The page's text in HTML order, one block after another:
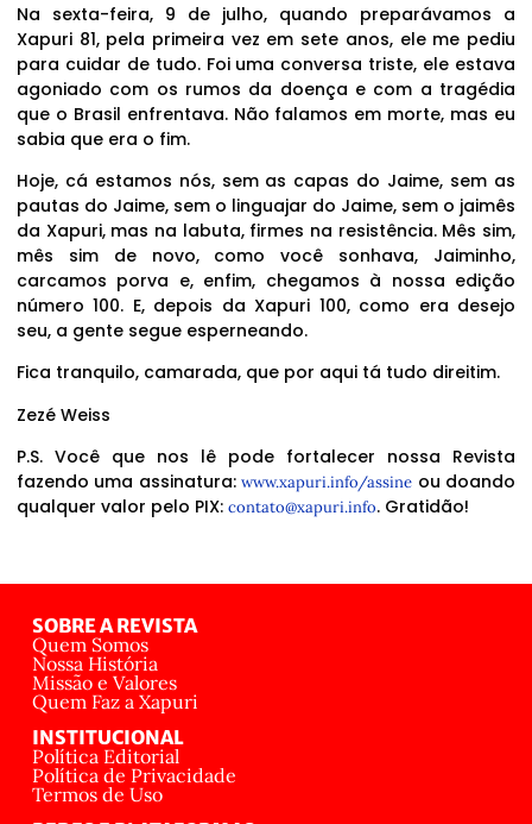
Na sexta-feira, 9 de julho, quando preparávamos a
Xapuri 81, pela primeira vez em sete anos, ele me pediu
para cuidar de tudo. Foi uma conversa triste, ele estava
agoniado com os rumos da doença e com a tragédia
que o Brasil enfrentava. Não falamos em morte, mas eu
sabia que era o fim.
Hoje, cá estamos nós, sem as capas do Jaime, sem as
pautas do Jaime, sem o linguajar do Jaime, sem o jaimês
da Xapuri, mas na labuta, firmes na resistência. Mês sim,
mês sim de novo, como você sonhava, Jaiminho,
carcamos porva e, enfim, chegamos à nossa edição
número 100. E, depois da Xapuri 100, como era desejo
seu, a gente segue esperneando.
Fica tranquilo, camarada, que por aqui tá tudo direitim.
Zezé Weiss
P.S. Você que nos lê pode fortalecer nossa Revista
fazendo uma assinatura:www.xapuri.info/assine ou doando
qualquer valor pelo PIX: contato@xapuri.info. Gratidão!
SOBRE A REVISTA
Quem Somos
Nossa História
Missão e Valores
Quem Faz a Xapuri
INSTITUCIONAL
Política Editorial
Política de Privacidade
Termos de Uso